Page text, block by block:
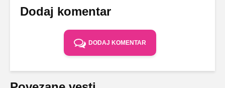
Dodaj komentar
DODAJ KOMENTAR